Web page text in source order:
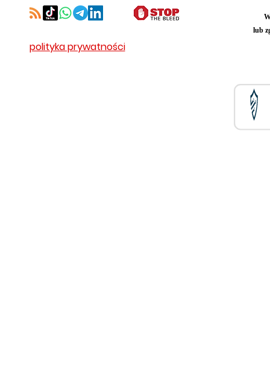
lub
polityka prywatności